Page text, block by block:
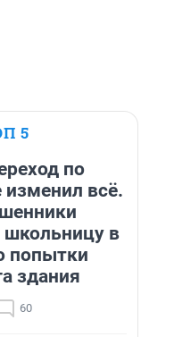
5
по
всё.
школьницу в
попытки
здания
60